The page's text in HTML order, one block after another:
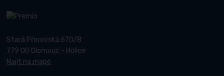
Stará Přerovská 670/8
779 00 Olomouc - Holice
Najít na mapě